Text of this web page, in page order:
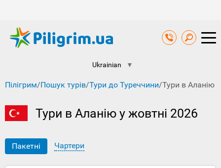
Ukrainian ▼
Пілігрим/Пошук турів/Тури до Туреччини/Тури в Аланію
Тури в Аланію у жовтні 2026
Пакетні Чартери